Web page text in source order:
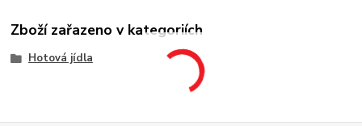
Zboží zařazeno v kategoriích
Hotová jídla